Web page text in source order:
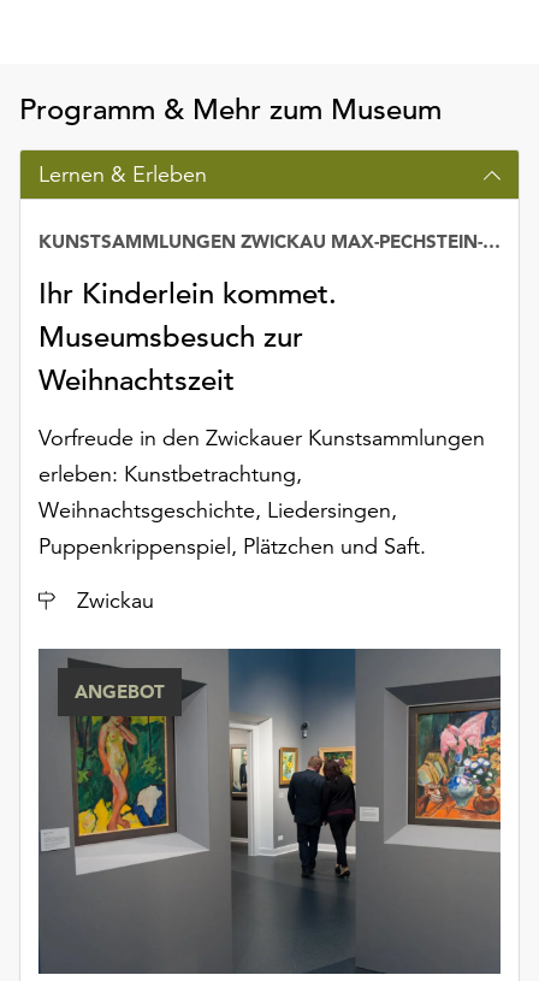
Programm & Mehr zum Museum
Lernen & Erleben
Ihr Kinderlein kommet.
Museumsbesuch zur
Weihnachtszeit
KUNSTSAMMLUNGEN ZWICKAU MAX-PECHSTEIN-MUSEUM
Vorfreude in den Zwickauer Kunstsammlungen
erleben: Kunstbetrachtung,
Weihnachtsgeschichte, Liedersingen,
Puppenkrippenspiel, Plätzchen und Saft.
Ort
Zwickau
ANGEBOT